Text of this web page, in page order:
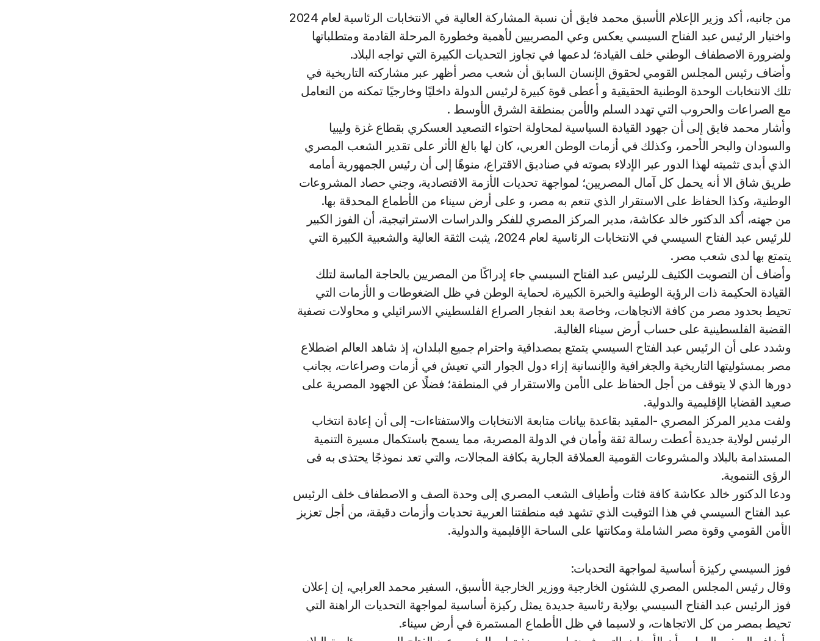
من جانبه، أكد وزير الإعلام الأسبق محمد فايق أن نسبة المشاركة العالية في الانتخابات الرئاسية لعام 2024
واختيار الرئيس عبد الفتاح السيسي يعكس وعي المصرييين لأهمية وخطورة المرحلة القادمة ومتطلباتها
ولضرورة الاصطفاف الوطني خلف القيادة؛ لدعمها في تجاوز التحديات الكبيرة التي تواجه البلاد.
وأضاف رئيس المجلس القومي لحقوق الإنسان السابق أن شعب مصر أظهر عبر مشاركته التاريخية في
تلك الانتخابات الوحدة الوطنية الحقيقية و أعطى قوة كبيرة لرئيس الدولة داخليًا وخارجيًا تمكنه من التعامل
مع الصراعات والحروب التي تهدد السلم والأمن بمنطقة الشرق الأوسط .
وأشار محمد فايق إلى أن جهود القيادة السياسية لمحاولة احتواء التصعيد العسكري بقطاع غزة وليبيا
والسودان والبحر الأحمر، وكذلك في أزمات الوطن العربي، كان لها بالغ الأثر على تقدير الشعب المصري
الذي أبدى تثميته لهذا الدور عبر الإدلاء بصوته في صناديق الاقتراع، منوهًا إلى أن رئيس الجمهورية أمامه
طريق شاق الا أنه يحمل كل آمال المصريين؛ لمواجهة تحديات الأزمة الاقتصادية، وجني حصاد المشروعات
الوطنية، وكذا الحفاظ على الاستقرار الذي تنعم به مصر، و على أرض سيناء من الأطماع المحدقة بها.
من جهته، أكد الدكتور خالد عكاشة، مدير المركز المصري للفكر والدراسات الاستراتيجية، أن الفوز الكبير
للرئيس عبد الفتاح السيسي في الانتخابات الرئاسية لعام 2024، يثبت الثقة العالية والشعبية الكبيرة التي
يتمتع بها لدى شعب مصر.
وأضاف أن التصويت الكثيف للرئيس عبد الفتاح السيسي جاء إدراكًا من المصريين بالحاجة الماسة لتلك
القيادة الحكيمة ذات الرؤية الوطنية والخبرة الكبيرة، لحماية الوطن في ظل الضغوطات و الأزمات التي
تحيط بحدود مصر من كافة الاتجاهات، وخاصة بعد انفجار الصراع الفلسطيني الاسرائيلي و محاولات تصفية
القضية الفلسطينية على حساب أرض سيناء الغالية.
وشدد على أن الرئيس عبد الفتاح السيسي يتمتع بمصداقية واحترام جميع البلدان، إذ شاهد العالم اضطلاع
مصر بمسئوليتها التاريخية والجغرافية والإنسانية إزاء دول الجوار التي تعيش في أزمات وصراعات، بجانب
دورها الذي لا يتوقف من أجل الحفاظ على الأمن والاستقرار في المنطقة؛ فضلًا عن الجهود المصرية على
صعيد القضايا الإقليمية والدولية.
ولفت مدير المركز المصري -المقيد بقاعدة بيانات متابعة الانتخابات والاستفتاءات- إلى أن إعادة انتخاب
الرئيس لولاية جديدة أعطت رسالة ثقة وأمان في الدولة المصرية، مما يسمح باستكمال مسيرة التنمية
المستدامة بالبلاد والمشروعات القومية العملاقة الجارية بكافة المجالات، والتي تعد نموذجًا يحتذى به فى
الرؤى التنموية.
ودعا الدكتور خالد عكاشة كافة فئات وأطياف الشعب المصري إلى وحدة الصف و الاصطفاف خلف الرئيس
عبد الفتاح السيسي في هذا التوقيت الذي تشهد فيه منطقتنا العربية تحديات وأزمات دقيقة، من أجل تعزيز
الأمن القومي وقوة مصر الشاملة ومكانتها على الساحة الإقليمية والدولية.
فوز السيسي ركيزة أساسية لمواجهة التحديات:
وقال رئيس المجلس المصري للشئون الخارجية ووزير الخارجية الأسبق، السفير محمد العرابي، إن إعلان
فوز الرئيس عبد الفتاح السيسي بولاية رئاسية جديدة يمثل ركيزة أساسية لمواجهة التحديات الراهنة التي
تحيط بمصر من كل الاتجاهات، و لاسيما في ظل الأطماع المستمرة في أرض سيناء.